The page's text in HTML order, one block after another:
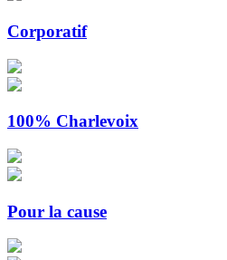
Corporatif
100% Charlevoix
Pour la cause